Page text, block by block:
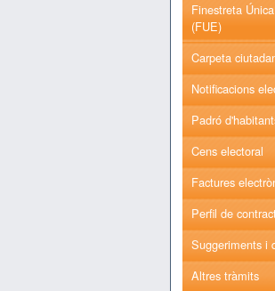
Finestreta
(FUE)
Carpeta
Notificacions
Padró
Cens electoral
Factures
Perfil de
Suggeriments i
Altres tràmits